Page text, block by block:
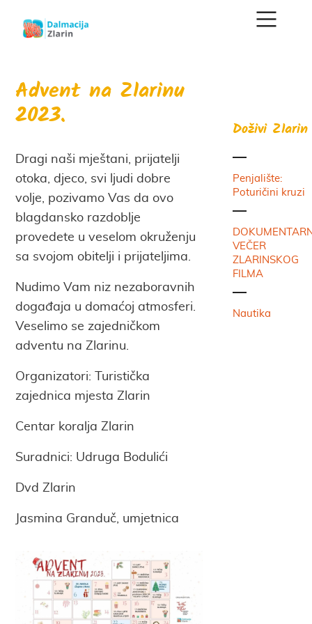
Advent na Zlarinu
2023.
Dragi naši mještani, prijatelji
otoka, djeco, svi ljudi dobre
volje, pozivamo Vas da ovo
blagdansko razdoblje
provedete u veselom okruženju
sa svojom obitelji i prijateljima.
Nudimo Vam niz nezaboravnih
događaja u domaćoj atmosferi.
Veselimo se zajedničkom
adventu na Zlarinu.
Organizatori: Turistička
zajednica mjesta Zlarin
Centar koralja Zlarin
Suradnici: Udruga Bodulići
Dvd Zlarin
Jasmina Granduč, umjetnica
Doživi Zlarin
Penjalište:
Poturičini kruzi
VEČER
ZLARINSKOG
FILMA
Nautika